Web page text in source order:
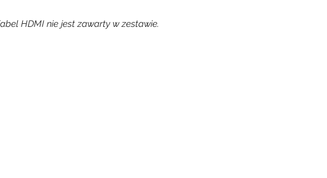
HDMI nie jest zawarty w zestawie.